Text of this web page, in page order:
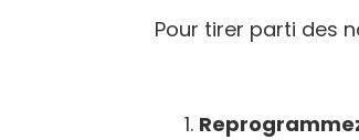
Pour tirer parti des